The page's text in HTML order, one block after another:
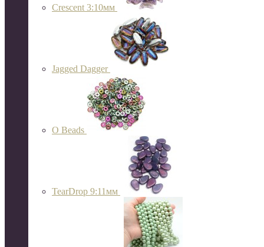
Crescent 3:10мм
Jagged Dagger
O Beads
TearDrop 9:11мм